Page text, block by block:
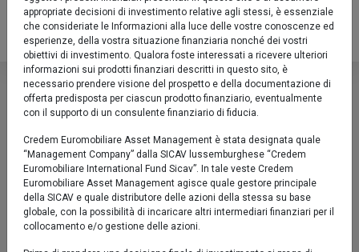
LU0587242974
Valore Quota al 07/08/2026:12,5600 €
Eurofundlux Obiettivo 2026 B
Sicav / Obbligazionari Flessibili /
Confronta Fact sheet Prodotto chiuso al collocamento
LU0587242974
Valore Quota al 07/08/2026:12,5600 €
SFDR articolo 8
Il prodotto promuove caratteristiche ambientali, sociali e di
appropriate decisioni di investimento relative agli stessi, è essenziale
che consideriate le Informazioni alla luce delle vostre conoscenze ed
esperienze, della vostra situazione finanziaria nonché dei vostri
obiettivi di investimento. Qualora foste interessati a ricevere ulteriori
informazioni sui prodotti finanziari descritti in questo sito, è
necessario prendere visione del prospetto e della documentazione di
offerta predisposta per ciascun prodotto finanziario, eventualmente
con il supporto di un consulente finanziario di fiducia.
Credem Euromobiliare Asset Management è stata designata quale
“Management Company” dalla SICAV lussemburghese “Credem
Euromobiliare International Fund Sicav”. In tale veste Credem
Euromobiliare Asset Management agisce quale gestore principale
della SICAV e quale distributore delle azioni della stessa su base
globale, con la possibilità di incaricare altri intermediari finanziari per il
collocamento e/o gestione delle azioni.